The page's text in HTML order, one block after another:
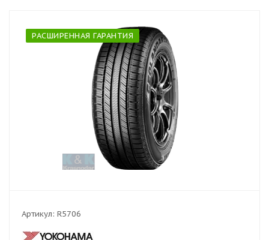
РАСШИРЕННАЯ ГАРАНТИЯ
Артикул: R5706